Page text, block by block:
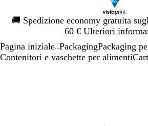
🚚 Spedizione economy gratuita
60 € Ulteriori
Diapositiva
1
Pagina iniziale PackagingPackaging
Contenitori e vaschette per alimenti